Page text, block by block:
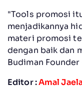
"Tools promosi
menjadikannya
materi promosi
dengan baik dan
Budiman
Editor :Amal